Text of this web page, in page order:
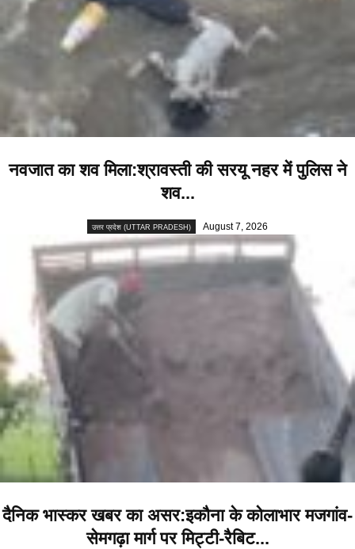
नवजात का शव मिला:श्रावस्ती की सरयू नहर में पुलिस ने
शव...
उत्तर प्रदेश (UTTAR PRADESH) August 7, 2026
दैनिक भास्कर खबर का असर:इकौना के कोलाभार मजगांव-
सेमगढ़ा मार्ग पर मिट्टी-रैबिट...